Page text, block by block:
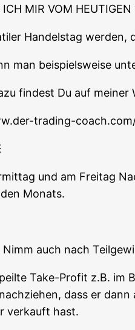
ICH MIR VOM HEUTIGEN
Han­dels­tag wer­den,
man bei­spiels­wei­se
fin­dest Du auf
trading-
und am Frei­tag
Monats.
auch nach
Take-Pro­fit z.B. im
dass er
ver­kauft hast.